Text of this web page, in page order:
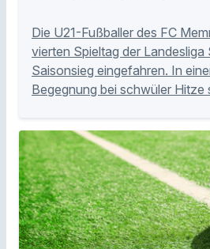
Die U21-Fußballer des FC
vierten Spieltag der
Saisonsieg eingefahren. In
Begegnung bei schwüler Hitze